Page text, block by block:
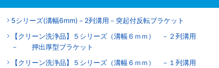
5シリーズ(溝幅6mm)－2列溝用－突起付反転ブラケット
【クリーン洗浄品】５シリーズ（溝幅６ｍｍ） －２列溝用
－ 押出厚型ブラケット
【クリーン洗浄品】５シリーズ（溝幅６ｍｍ） －１列溝用